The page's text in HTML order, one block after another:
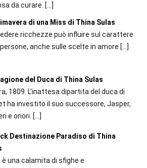
da curare. […]
di una Miss di Thina Sulas
ricchezze può influire sul carattere
anche sulle scelte in amore […]
del Duca di Thina Sulas
1809. L’inattesa dipartita del duca di
ha investito il suo successore, Jasper,
e onori. […]
Destinazione Paradiso di Thina
è una calamita di sfighe e